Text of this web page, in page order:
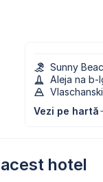
Sunny
Vezi pe hartă
hotel